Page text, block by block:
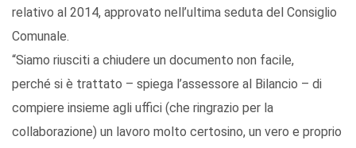
relativo al 2014, approvato nell’ultima seduta del Consiglio
Comunale.
“Siamo riusciti a chiudere un documento non facile,
perché si è trattato – spiega l’assessore al Bilancio – di
compiere insieme agli uffici (che ringrazio per la
collaborazione) un lavoro molto certosino, un vero e proprio